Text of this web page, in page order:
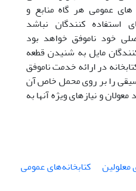
عمومی هر گاه منابع و
استفاده کنندگان نباشد
خود ناموفق خواهد بود
مایل به شنیدن قطعه
در ارائه خدمت ناموفق
را بر روی محمل خاص آن
و نیازهای ویژه آنها به
معلولین
کتابخانه‌های عمومی